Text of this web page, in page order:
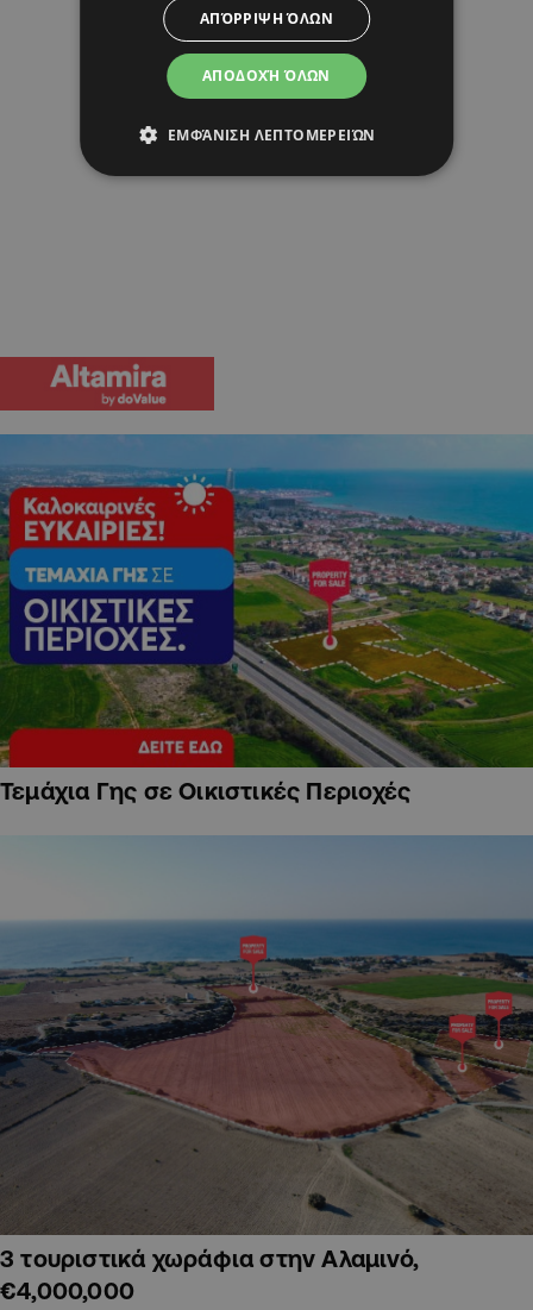
Τεμάχια Γης σε Οικιστικές Περιοχές
3 τουριστικά χωράφια στην Αλαμινό,
€4,000,000
ΑΠΟΔΟΧΉ ΌΛΩΝ
ΑΠΌΡΡΙΨΗ ΌΛΩΝ
ΕΜΦΆΝΙΣΗ ΛΕΠΤΟΜΕΡΕΙΏΝ